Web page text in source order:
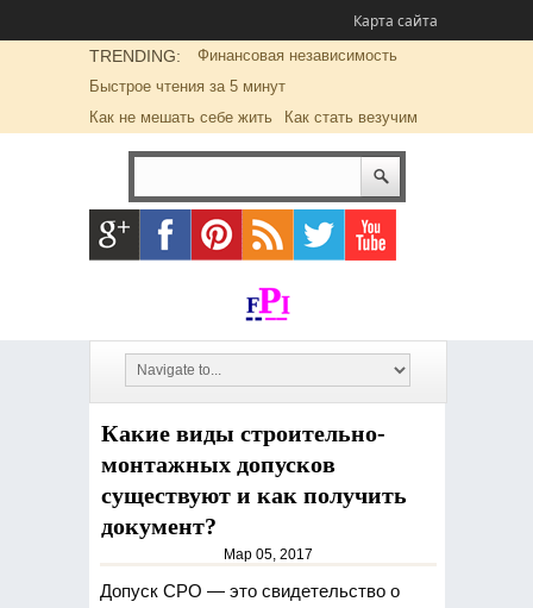
Карта сайта
TRENDING:
Финансовая независимость
Быстрое чтения за 5 минут
Как не мешать себе жить
Как стать везучим
Какие виды строительно-
монтажных допусков
существуют и как получить
документ?
Мар 05, 2017
Допуск СРО — это свидетельство о